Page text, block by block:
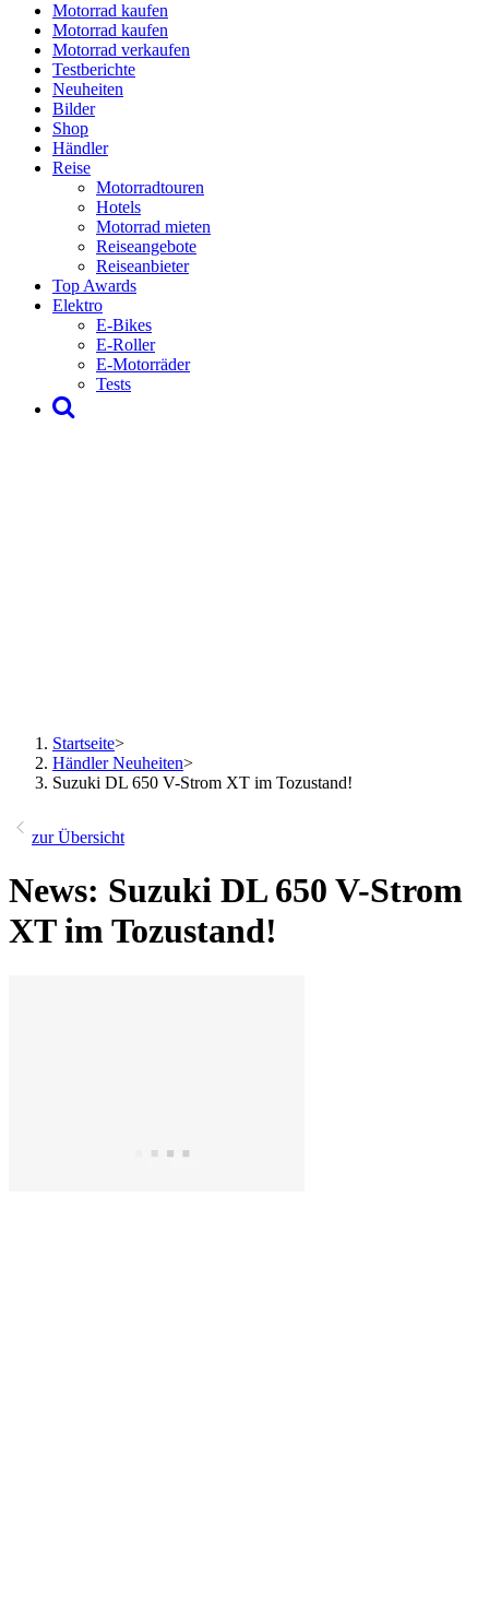
Motorrad kaufen
Motorrad kaufen
Motorrad verkaufen
Testberichte
Neuheiten
Bilder
Shop
Händler
Reise
Motorradtouren
Hotels
Motorrad mieten
Reiseangebote
Reiseanbieter
Top Awards
Elektro
E-Bikes
E-Roller
E-Motorräder
Tests
Startseite>
Händler Neuheiten>
Suzuki DL 650 V-Strom XT im Tozustand!
zur Übersicht
News: Suzuki DL 650 V-Strom
XT im Tozustand!